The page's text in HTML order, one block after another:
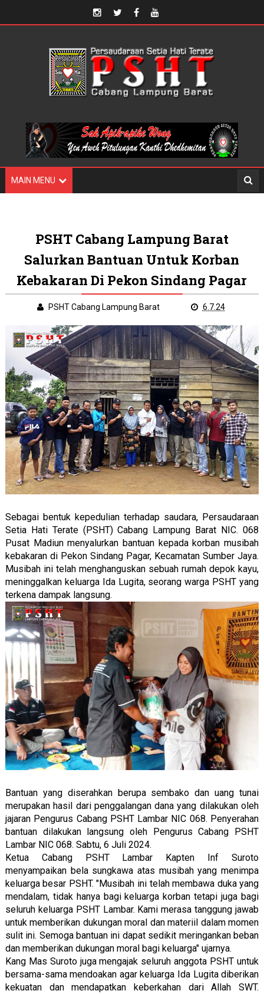
MAIN MENU
PSHT Cabang Lampung Barat
Salurkan Bantuan Untuk Korban
Kebakaran Di Pekon Sindang Pagar
PSHT Cabang Lampung Barat 6.7.24
Sebagai bentuk kepedulian terhadap saudara, Persaudaraan
Setia Hati Terate (PSHT) Cabang Lampung Barat NIC. 068
Pusat Madiun menyalurkan bantuan kepada korban musibah
kebakaran di Pekon Sindang Pagar, Kecamatan Sumber Jaya.
Musibah ini telah menghanguskan sebuah rumah depok kayu,
meninggalkan keluarga Ida Lugita, seorang warga PSHT yang
terkena dampak langsung.
Bantuan yang diserahkan berupa sembako dan uang tunai
merupakan hasil dari penggalangan dana yang dilakukan oleh
jajaran Pengurus Cabang PSHT Lambar NIC 068. Penyerahan
bantuan dilakukan langsung oleh Pengurus Cabang PSHT
Lambar NIC 068. Sabtu, 6 Juli 2024.
Ketua Cabang PSHT Lambar Kapten Inf Suroto
menyampaikan bela sungkawa atas musibah yang menimpa
keluarga besar PSHT. "Musibah ini telah membawa duka yang
mendalam, tidak hanya bagi keluarga korban tetapi juga bagi
seluruh keluarga PSHT Lambar. Kami merasa tanggung jawab
untuk memberikan dukungan moral dan materiil dalam momen
sulit ini. Semoga bantuan ini dapat sedikit meringankan beban
dan memberikan dukungan moral bagi keluarga" ujarnya.
Kang Mas Suroto juga mengajak seluruh anggota PSHT untuk
bersama-sama mendoakan agar keluarga Ida Lugita diberikan
kekuatan dan mendapatkan keberkahan dari Allah SWT.